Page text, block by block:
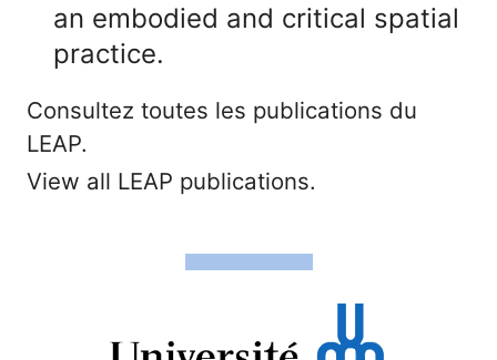
an embodied and critical spatial
practice.
Consultez toutes les publications du
LEAP.
View all LEAP publications.